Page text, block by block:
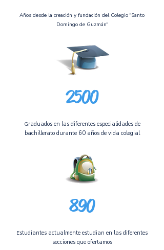
Años desde la creación y fundación del Colegio "Santo
Domingo de Guzmán"
2500
Graduados en las diferentes especialidades de
bachillerato durante 60 años de vida colegial
890
Estudiantes actualmente estudian en las diferentes
secciones que ofertamos